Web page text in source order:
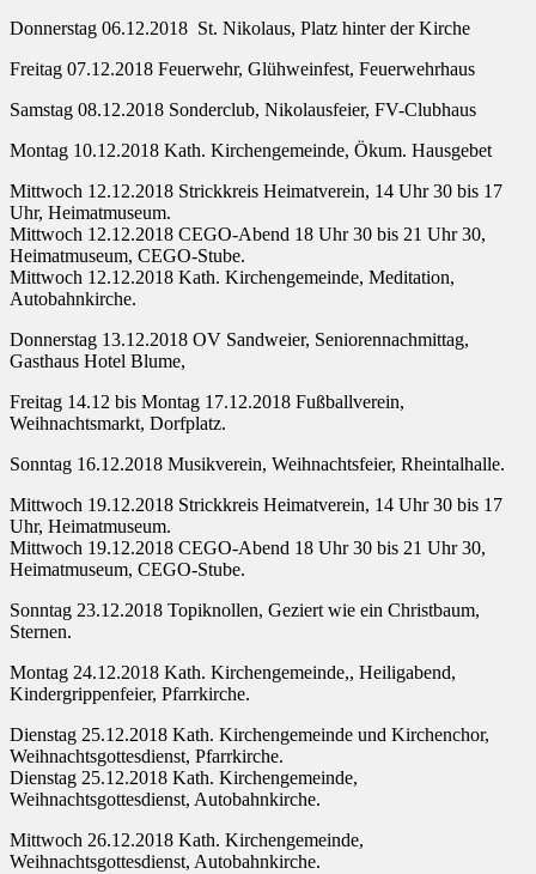
Donnerstag 06.12.2018 St. Nikolaus, Platz hinter der Kirche
Freitag 07.12.2018 Feuerwehr, Glühweinfest, Feuerwehrhaus
Samstag 08.12.2018 Sonderclub, Nikolausfeier, FV-Clubhaus
Montag 10.12.2018 Kath. Kirchengemeinde, Ökum. Hausgebet
Mittwoch 12.12.2018 Strickkreis Heimatverein, 14 Uhr 30 bis 17
Uhr, Heimatmuseum.
Mittwoch 12.12.2018 CEGO-Abend 18 Uhr 30 bis 21 Uhr 30,
Heimatmuseum, CEGO-Stube.
Mittwoch 12.12.2018 Kath. Kirchengemeinde, Meditation,
Autobahnkirche.
Donnerstag 13.12.2018 OV Sandweier, Seniorennachmittag,
Gasthaus Hotel Blume,
Freitag 14.12 bis Montag 17.12.2018 Fußballverein,
Weihnachtsmarkt, Dorfplatz.
Sonntag 16.12.2018 Musikverein, Weihnachtsfeier, Rheintalhalle.
Mittwoch 19.12.2018 Strickkreis Heimatverein, 14 Uhr 30 bis 17
Uhr, Heimatmuseum.
Mittwoch 19.12.2018 CEGO-Abend 18 Uhr 30 bis 21 Uhr 30,
Heimatmuseum, CEGO-Stube.
Sonntag 23.12.2018 Topiknollen, Geziert wie ein Christbaum,
Sternen.
Montag 24.12.2018 Kath. Kirchengemeinde,, Heiligabend,
Kindergrippenfeier, Pfarrkirche.
Dienstag 25.12.2018 Kath. Kirchengemeinde und Kirchenchor,
Weihnachtsgottesdienst, Pfarrkirche.
Dienstag 25.12.2018 Kath. Kirchengemeinde,
Weihnachtsgottesdienst, Autobahnkirche.
Mittwoch 26.12.2018 Kath. Kirchengemeinde,
Weihnachtsgottesdienst, Autobahnkirche.